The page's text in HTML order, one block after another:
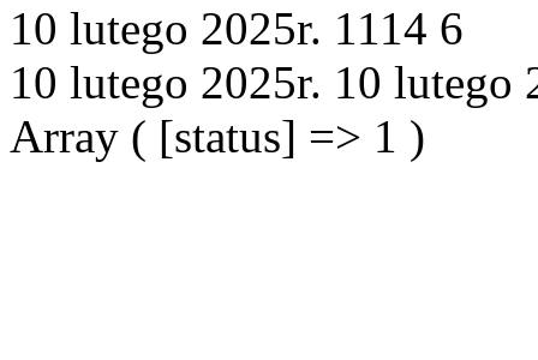
10 lutego 2025r. 1114 6
10 lutego 2025r. 10 lutego
Array ( [status] => 1 )